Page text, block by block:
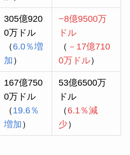
305億920
0万ドル
（ 6.0％増
加 ）
−8億9500万
ドル
（ －17億710
0万ドル）
167億750
0万ドル
（ 19.6％
増加 ）
53億6500万
ドル
（ 6.1％減
少）